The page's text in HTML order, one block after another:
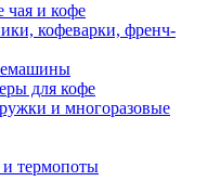
чая и кофе
кофеварки, френч-
для кофе
и многоразовые
термопоты